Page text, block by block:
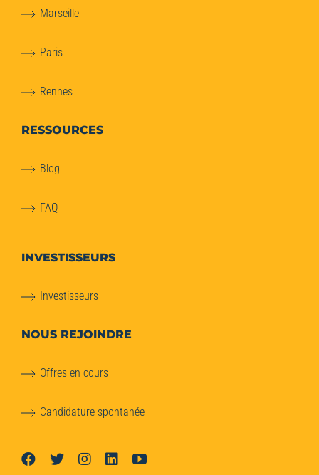
Marseille
Paris
Rennes
RESSOURCES
Blog
FAQ
INVESTISSEURS
Investisseurs
NOUS REJOINDRE
Offres en cours
Candidature spontanée